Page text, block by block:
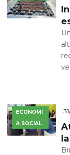
ECONOMÍ
A SOCIAL